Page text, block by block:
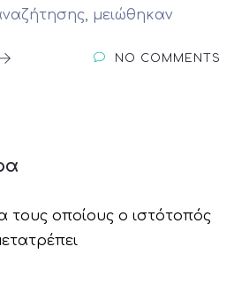
μειώθηκαν
NO COMMENTS
τους οποίους ο ιστότοπός